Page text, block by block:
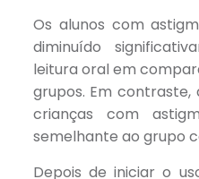
Os alunos com
diminuído
leitura oral em
grupos. Em contraste,
crianças com
semelhante ao grupo
Depois de iniciar o